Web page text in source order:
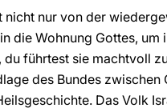
nicht nur von der
die Wohnung Gottes,
du führtest sie machtvoll
des Bundes
Das Volk